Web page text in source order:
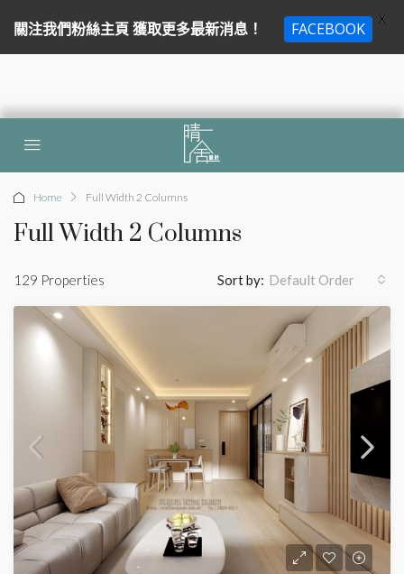
Home Full Width 2 Columns
Full Width 2 Columns
129 Properties Sort by: Default Order
關注我們粉絲主頁 獲取更多最新消息！ FACEBOOK
X